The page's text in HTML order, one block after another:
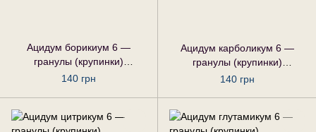
Ацидум борикиум 6 —
гранулы (крупинки)
гомеопатические, 20 г
140 грн
Ацидум карболикум 6 —
гранулы (крупинки)
гомеопатические, 20 г
140 грн